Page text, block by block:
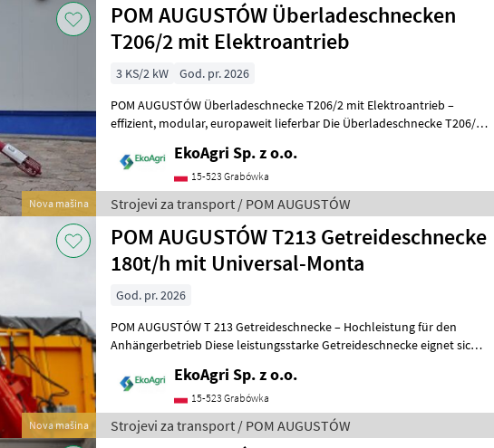
Nova mašina
POM AUGUSTÓW Überladeschnecken
T206/2 mit Elektroantrieb
3 KS/2 kW
God. pr. 2026
POM AUGUSTÓW Überladeschnecke T206/2 mit Elektroantrieb –
effizient, modular, europaweit lieferbar Die Überladeschnecke T206/2
EkoAgri Sp. z o.o.
15-523 Grabówka
Strojevi za transport / POM AUGUSTÓW
Nova mašina
POM AUGUSTÓW T213 Getreideschnecke
180t/h mit Universal-Monta
God. pr. 2026
POM AUGUSTÓW T 213 Getreideschnecke – Hochleistung für den
Anhängerbetrieb Diese leistungsstarke Getreideschnecke eignet sich
EkoAgri Sp. z o.o.
15-523 Grabówka
Strojevi za transport / POM AUGUSTÓW